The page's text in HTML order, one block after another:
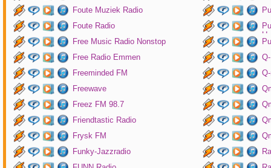
Foute Muziek Radio
Foute Radio
Free Music Radio Nonstop
Free Radio Emmen
Freeminded FM
Freewave
Freez FM 98.7
Friendtastic Radio
Frysk FM
Funky-Jazzradio